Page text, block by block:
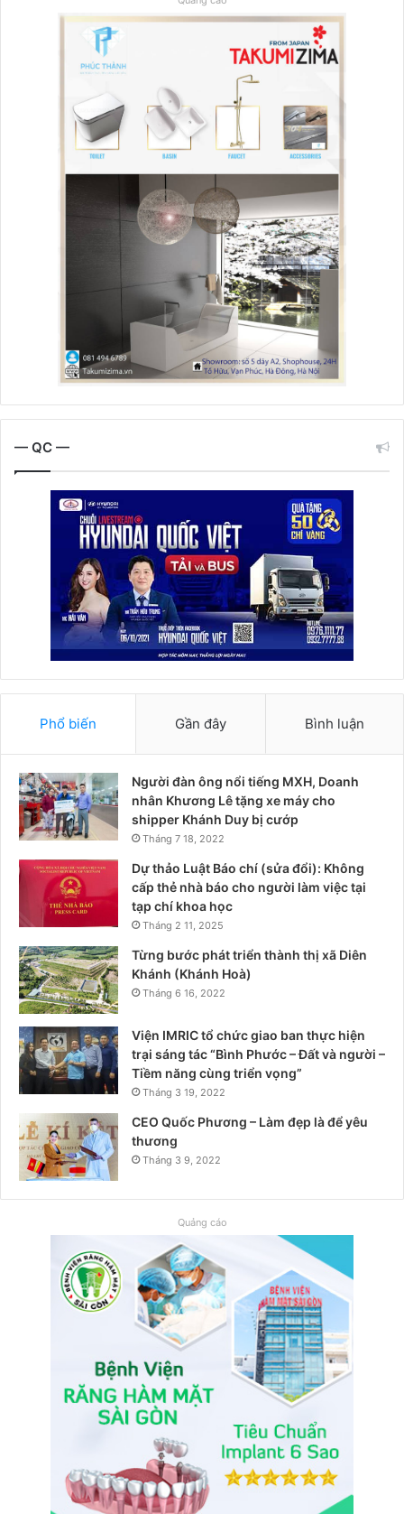
— QC —
Phổ biến Gần đây Bình luận
Người đàn ông nổi tiếng MXH, Doanh
nhân Khương Lê tặng xe máy cho
shipper Khánh Duy bị cướp
Tháng 7 18, 2022
Dự thảo Luật Báo chí (sửa đổi): Không
cấp thẻ nhà báo cho người làm việc tại
tạp chí khoa học
Tháng 2 11, 2025
Từng bước phát triển thành thị xã Diên
Khánh (Khánh Hoà)
Tháng 6 16, 2022
Viện IMRIC tổ chức giao ban thực hiện
trại sáng tác “Bình Phước – Đất và người –
Tiềm năng cùng triển vọng”
Tháng 3 19, 2022
CEO Quốc Phương – Làm đẹp là để yêu
thương
Tháng 3 9, 2022
Quảng cáo